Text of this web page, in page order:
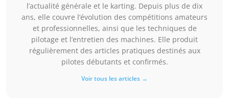
l’actualité générale et le karting. Depuis plus de dix
ans, elle couvre l’évolution des compétitions amateurs
et professionnelles, ainsi que les techniques de
pilotage et l’entretien des machines. Elle produit
régulièrement des articles pratiques destinés aux
pilotes débutants et confirmés.
Voir tous les articles →